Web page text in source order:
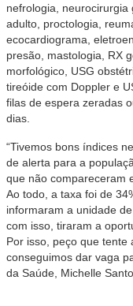
nefrologia,
adulto, proctologia,
ecocardiograma,
presão, mastologia, RX
morfológico, USG
tireóide com Doppler e
filas de espera zeradas
dias.
“Tivemos bons índices
de alerta para a
que não compareceram
Ao todo, a taxa foi de
informaram a unidade
com isso, tiraram a
Por isso, peço que tente
conseguimos dar vaga
da Saúde, Michelle